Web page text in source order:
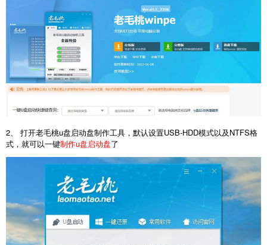
2、 打开老毛桃u盘启动盘制作工具，默认设置USB-HDD模式以及NTFS格
式，就可以一键制作u盘启动盘了